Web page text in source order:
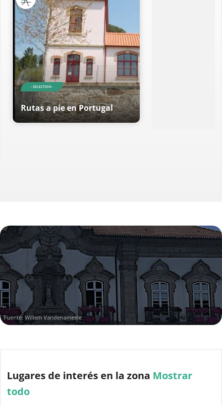
- SELECTION -
Rutas a pie en Portugal
Fuente: Willem Vandenameele
Lugares de interés en la zona Mostrar
todo